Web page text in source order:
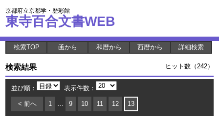
京都府立京都学・歴彩館
東寺百合文書WEB
検索TOP 函から 和暦から 西暦から 詳細検索
検索結果 ヒット数（242）
並び順： 表示件数：
< 前へ 1 … 9 10 11 12 13